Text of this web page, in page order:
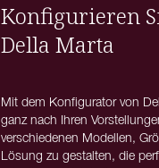
Konfigurieren
Della Marta
Mit dem Konfigurator von
ganz nach Ihren
verschiedenen Modellen,
Lösung zu gestalten, die